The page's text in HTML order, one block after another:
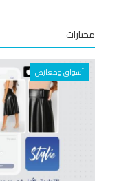
مختارات
أسواق ومعارض